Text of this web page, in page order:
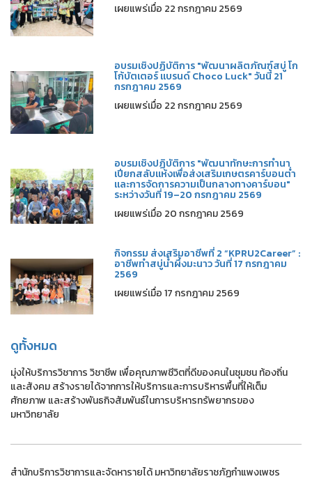
เผยแพร่เมื่อ 22 กรกฎาคม 2569
อบรมเชิงปฏิบัติการ "พัฒนาผลิตภัณฑ์สบู่ โก
โก้บัตเตอร์ แบรนด์ Choco Luck" วันนี้ 21
กรกฎาคม 2569
เผยแพร่เมื่อ 22 กรกฎาคม 2569
อบรมเชิงปฏิบัติการ "พัฒนาทักษะการทำนา
เปียกสลับแห้งเพื่อส่งเสริมเกษตรคาร์บอนต่ำ
และการจัดการความเป็นกลางทางคาร์บอน"
ระหว่างวันที่ 19–20 กรกฎาคม 2569
เผยแพร่เมื่อ 20 กรกฎาคม 2569
กิจกรรม ส่งเสริมอาชีพที่ 2 “KPRU2Career” :
อาชีพทำสบู่น้ำผึ้งมะนาว วันที่ 17 กรกฎาคม
2569
เผยแพร่เมื่อ 17 กรกฎาคม 2569
ดูทั้งหมด
มุ่งให้บริการวิชาการ วิชาชีพ เพื่อคุณภาพชีวิตที่ดีของคนในชุมชน ท้องถิ่น
และสังคม สร้างรายได้จากการให้บริการและการบริหารพื้นที่ให้เต็ม
ศักยภาพ และสร้างพันธกิจสัมพันธ์ในการบริหารทรัพยากรของ
มหาวิทยาลัย
สำนักบริการวิชาการและจัดหารายได้ มหาวิทยาลัยราชภัฏกำแพงเพชร